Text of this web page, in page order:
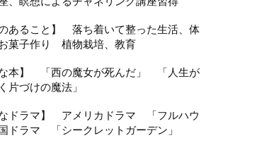
のあること】 落ち着いて整った生活、体
菓子作り 植物栽培、教育
な本】 「西の魔女が死んだ」 「人生が
片づけの魔法」
なドラマ】 アメリカドラマ 「フルハウ
ドラマ 「シークレットガーデン」